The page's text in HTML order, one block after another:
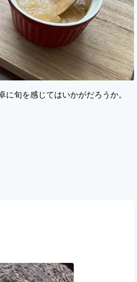
旬を感じてはいかがだろうか。